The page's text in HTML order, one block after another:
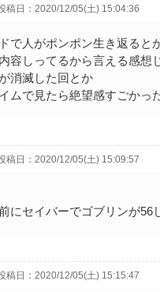
稿日：2020/12/05(土) 15:04:36
で人がポンポン生き返ると
容しってるから言える感想
消滅した回とか
ムで見たら絶望感すごかっ
稿日：2020/12/05(土) 15:09:57
にセイバーでゴブリンが56
稿日：2020/12/05(土) 15:15:47